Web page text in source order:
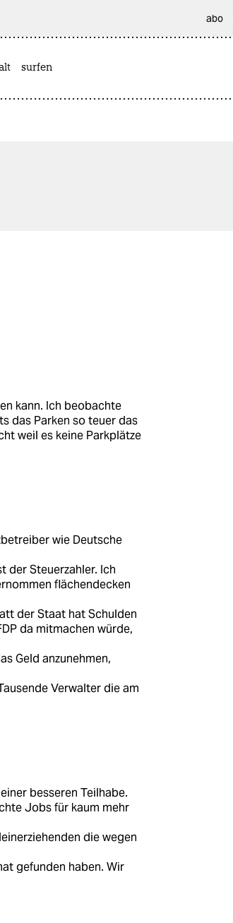
abo
surfen
kann. Ich beobachte
das Parken so teuer das
weil es keine Parkplätze
wie Deutsche
der Steuerzahler. Ich
flächendecken
der Staat hat Schulden
da mitmachen würde,
Geld anzunehmen,
Verwalter die am
besseren Teilhabe.
Jobs für kaum mehr
die wegen
gefunden haben. Wir